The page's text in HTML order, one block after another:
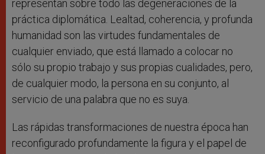
representan sobre todo las degeneraciones de la
práctica diplomática. Lealtad, coherencia, y profunda
humanidad son las virtudes fundamentales de
cualquier enviado, que está llamado a colocar no
sólo su propio trabajo y sus propias cualidades, pero,
de cualquier modo, la persona en su conjunto, al
servicio de una palabra que no es suya.
Las rápidas transformaciones de nuestra época han
reconfigurado profundamente la figura y el papel de